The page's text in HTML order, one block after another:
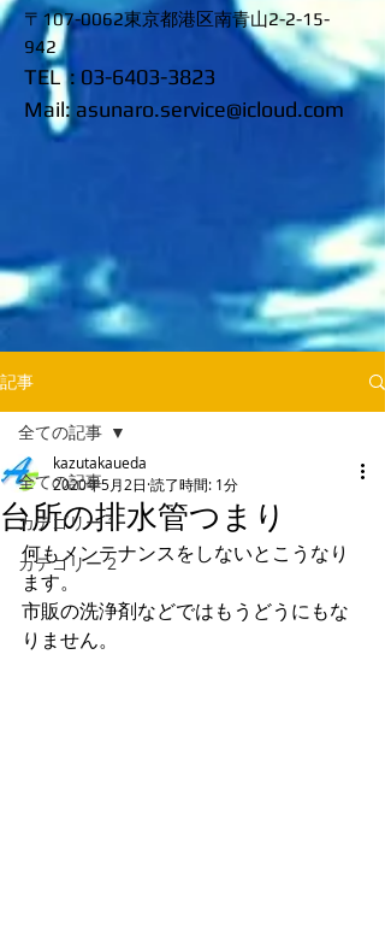
〒107-0062東京都港区南青山2-2-15-
942
TEL : 03-6403-3823
​Mail: asunaro.service@icloud.com
記事
全ての記事
カテゴリー 1
カテゴリー 2
全ての記事
台所の排水管つまり
kazutakaueda
2020年5月2日 読了時間: 1分
何もメンテナンスをしないとこうなり
ます。
市販の洗浄剤などではもうどうにもな
りません。